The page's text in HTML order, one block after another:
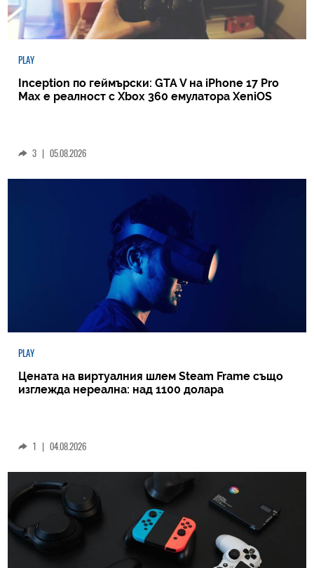
PLAY
Inception по геймърски: GTA V на iPhone 17 Pro
Max е реалност с Xbox 360 емулатора XeniOS
3 | 05.08.2026
PLAY
Цената на виртуалния шлем Steam Frame също
изглежда нереална: над 1100 долара
1 | 04.08.2026